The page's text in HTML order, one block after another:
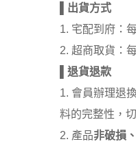
出貨方式
1. 宅配到府：
2. 超商取貨：
退貨退款
1. 會員辦理退
料的完整性，
2. 產品非破損